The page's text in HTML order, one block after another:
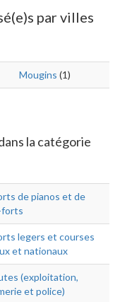
par villes
Mougins (1)
la catégorie
de pianos et de
legers et courses
et nationaux
(exploitation,
et police)